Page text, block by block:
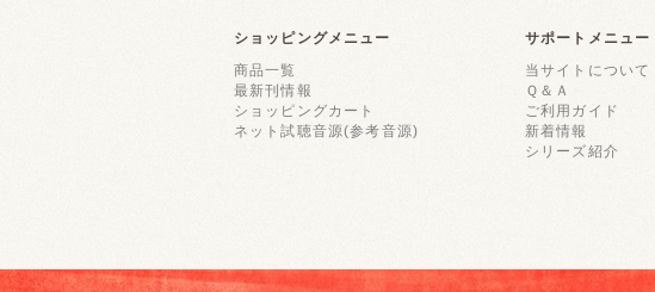
ショッピングメニュー
商品一覧
最新刊情報
ショッピングカート
ネット試聴音源(参考音源)
サポートメニュー
当サイトについて
Ｑ＆Ａ
ご利用ガイド
新着情報
シリーズ紹介